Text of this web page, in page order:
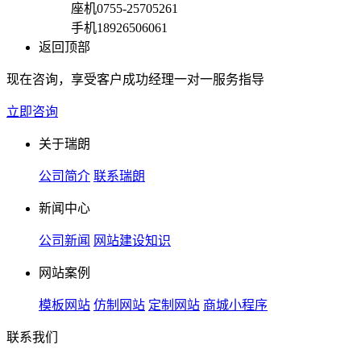
座机0755-25705261
手机18926506061
返回顶部
现在咨询，享受客户成功经理一对一服务指导
立即咨询
关于瑞朗
公司简介 联系瑞朗
新闻中心
公司新闻 网站建设知识
网站案例
模板网站 仿制网站 定制网站 商城小程序
联系我们